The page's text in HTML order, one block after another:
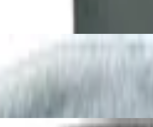
12 Stück, Stärke 0,73 mm